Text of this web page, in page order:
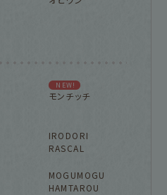
NEW!
モンチッチ
IRODORI
RASCAL
MOGUMOGU
HAMTAROU